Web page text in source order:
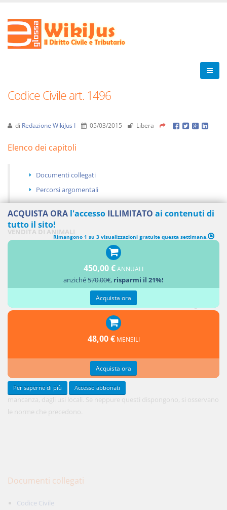
Codice Civile art. 1496
di Redazione WikiJus I 05/03/2015 Libera
Elenco dei capitoli
Documenti collegati
Percorsi argomentali
VENDITA DI ANIMALI
mancanza, dagli usi locali. Se neppure questi dispongono, si osservano
le norme che precedono.
Documenti collegati
Codice Civile
ACQUISTA ORA l'accesso ILLIMITATO ai contenuti di
tutto il sito!
Rimangono 1 su 3 visualizzazioni gratuite questa settimana.
450,00 €ANNUALI
anziché570.00€, risparmi il 21%!
Acquista ora
48,00 € MENSILI
Acquista ora
Per saperne di più Accesso abbonati